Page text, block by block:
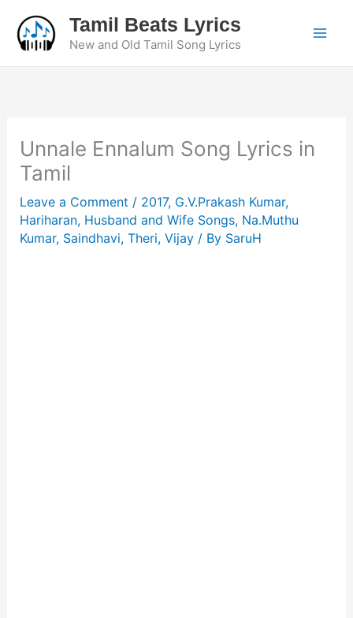
content
Tamil Beats Lyrics
New and Old Tamil Song Lyrics
Unnale Ennalum Song Lyrics in
Tamil
Leave a Comment / 2017, G.V.Prakash Kumar,
Hariharan, Husband and Wife Songs, Na.Muthu
Kumar, Saindhavi, Theri, Vijay/ By SaruH